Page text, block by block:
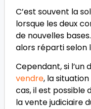
C’est souvent la
lorsque les deux
de nouvelles
alors réparti selon
Cependant, si l’un
vendre, la
cas, il est possible
la vente judiciaire